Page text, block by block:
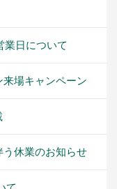
業日について
来場キャンペーン
う休業のお知らせ